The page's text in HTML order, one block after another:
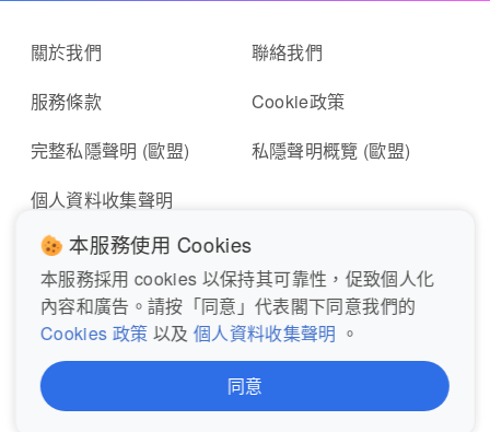
關於我們
服務條款
完整私隱聲明 (歐盟)
個人資料收集聲明
聯絡我們
Cookie政策
私隱聲明概覽 (歐盟)
即時報料 報東張表格
關注我們
© 2026 MyTV Super Limited
本服務使用 Cookies
本服務採用 cookies 以保持其可靠性，促致個人化
內容和廣告。請按「同意」代表閣下同意我們的
Cookies 政策 以及 個人資料收集聲明 。
同意